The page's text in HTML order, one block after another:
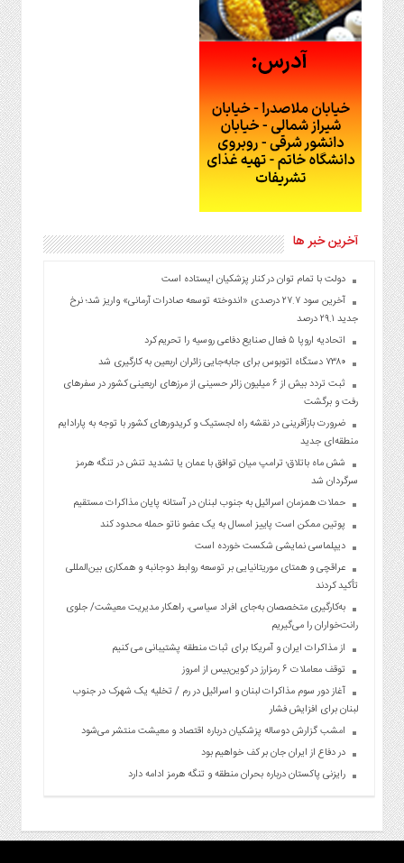
آخرین خبر ها
دولت با تمام توان در کنار پزشکیان ایستاده است
آخرین سود ۲۷.۷ درصدی «اندوخته توسعه صادرات آرمانی» واریز شد؛ نرخ
جدید ۲۹.۱ درصد
اتحادیه اروپا ۵ فعال صنایع دفاعی روسیه را تحریم کرد
۷۳۸۰ دستگاه اتوبوس برای جابه‌جایی زائران اربعین به‌ کارگیری شد
ثبت تردد بیش از ۶ میلیون زائر حسینی از مرزهای اربعینی کشور در سفرهای
رفت و برگشت
ضرورت بازآفرینی در نقشه راه لجستیک و کریدورهای کشور با توجه به پارادایم
منطقه‌ای جدید
شش ماه باتلاق؛ ترامپ میان توافق با عمان یا تشدید تنش در تنگه هرمز
سرگردان شد
حملات همزمان اسرائیل به جنوب لبنان در آستانه پایان مذاکرات مستقیم
پوتین ممکن است پاییز امسال به یک عضو ناتو حمله محدود کند
دیپلماسی نمایشی شکست خورده است
عراقچی و همتای موریتانیایی بر توسعه روابط دوجانبه و همکاری بین‌المللی
تأکید کردند
به‌کارگیری متخصصان به‌جای افراد سیاسی، راهکار مدیریت معیشت/ جلوی
رانت‌خواران را می‌گیریم
از مذاکرات ایران و آمریکا برای ثبات منطقه پشتیبانی می کنیم
توقف معاملات ۶ رمزارز در کوین‌بیس از امروز
آغاز دور سوم مذاکرات لبنان و اسرائیل در رم / تخلیه یک شهرک در جنوب
لبنان برای افزایش فشار
امشب گزارش دوساله پزشکیان درباره اقتصاد و معیشت منتشر می‌شود
در دفاع از ایران جان بر کف خواهیم بود
رایزنی پاکستان درباره بحران منطقه و تنگه هرمز ادامه دارد